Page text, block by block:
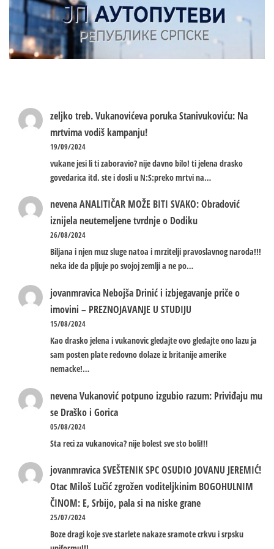
zeljko treb.Vukanovićeva poruka Stanivukoviću: Na
mrtvima vodiš kampanju!
19/09/2024
vukane jesi li ti zaboravio? nije davno bilo! ti jelena drasko
govedarica itd. ste i dosli u N:S:preko mrtvi na…
nevenaANALITIČAR MOŽE BITI SVAKO: Obradović
iznijela neutemeljene tvrdnje o Dodiku
26/08/2024
Biljana i njen muz sluge natoa i mrzitelji pravoslavnog naroda!!!
neka ide da pljuje po svojoj zemlji a ne po…
jovanmravica Nebojša Drinić i izbjegavanje priče o
imovini – PREZNOJAVANJE U STUDIJU
15/08/2024
Kao drasko jelena i vukanovic gledajte ovo gledajte ono lazu ja
sam posten plate redovno dolaze iz britanije amerike
nemacke!…
nevenaVukanović potpuno izgubio razum: Priviđaju mu
se Draško i Gorica
05/08/2024
Sta reci za vukanovica? nije bolest sve sto boli!!!
jovanmravicaSVEŠTENIK SPC OSUDIO JOVANU JEREMIĆ!
Otac Miloš Lučić zgrožen voditeljkinim BOGOHULNIM
ČINOM: E, Srbijo, pala si na niske grane
25/07/2024
Boze dragi koje sve starlete nakaze sramote crkvu i srpsku